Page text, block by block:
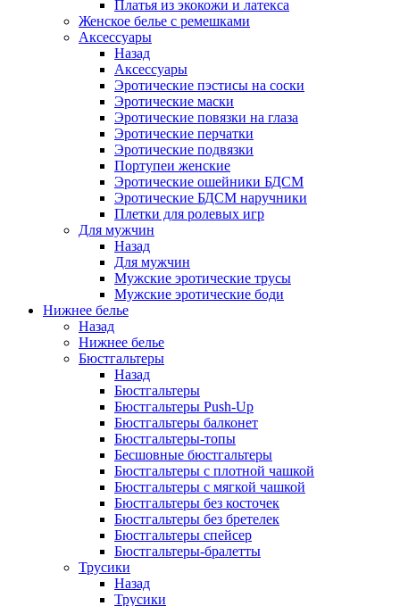
Платья из экокожи и латекса
Женское белье с ремешками
Аксессуары
Назад
Аксессуары
Эротические пэстисы на соски
Эротические маски
Эротические повязки на глаза
Эротические перчатки
Эротические подвязки
Портупеи женские
Эротические ошейники БДСМ
Эротические БДСМ наручники
Плетки для ролевых игр
Для мужчин
Назад
Для мужчин
Мужские эротические трусы
Мужские эротические боди
Нижнее белье
Назад
Нижнее белье
Бюстгальтеры
Назад
Бюстгальтеры
Бюстгальтеры Push-Up
Бюстгальтеры балконет
Бюстгальтеры-топы
Бесшовные бюстгальтеры
Бюстгальтеры с плотной чашкой
Бюстгальтеры с мягкой чашкой
Бюстгальтеры без косточек
Бюстгальтеры без бретелек
Бюстгальтеры спейсер
Бюстгальтеры-бралетты
Трусики
Назад
Трусики